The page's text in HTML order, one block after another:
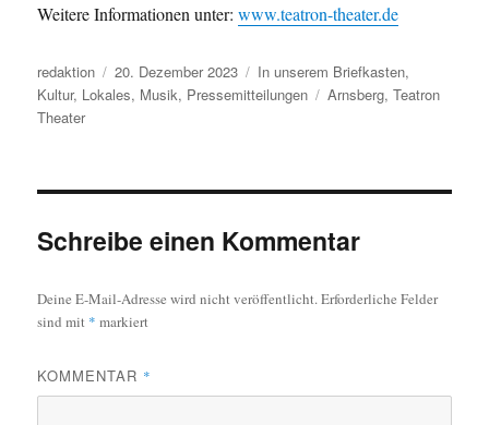
Weitere Informationen unter:www.teatron-theater.de
Autor
redaktion
Veröffentlicht
am
20. Dezember 2023 Kategorien
In unserem Briefkasten,
Kultur, Lokales, Musik, Pressemitteilungen Schlagwörter
Arnsberg,Teatron
Theater
Schreibe einen Kommentar
Deine E-Mail-Adresse wird nicht veröffentlicht.Erforderliche Felder
sind mit * markiert
KOMMENTAR *